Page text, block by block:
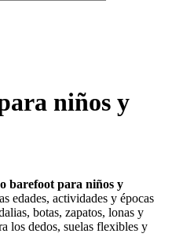
niños y
barefoot para niños y
edades, actividades y épocas
botas, zapatos, lonas y
los dedos, suelas flexibles y